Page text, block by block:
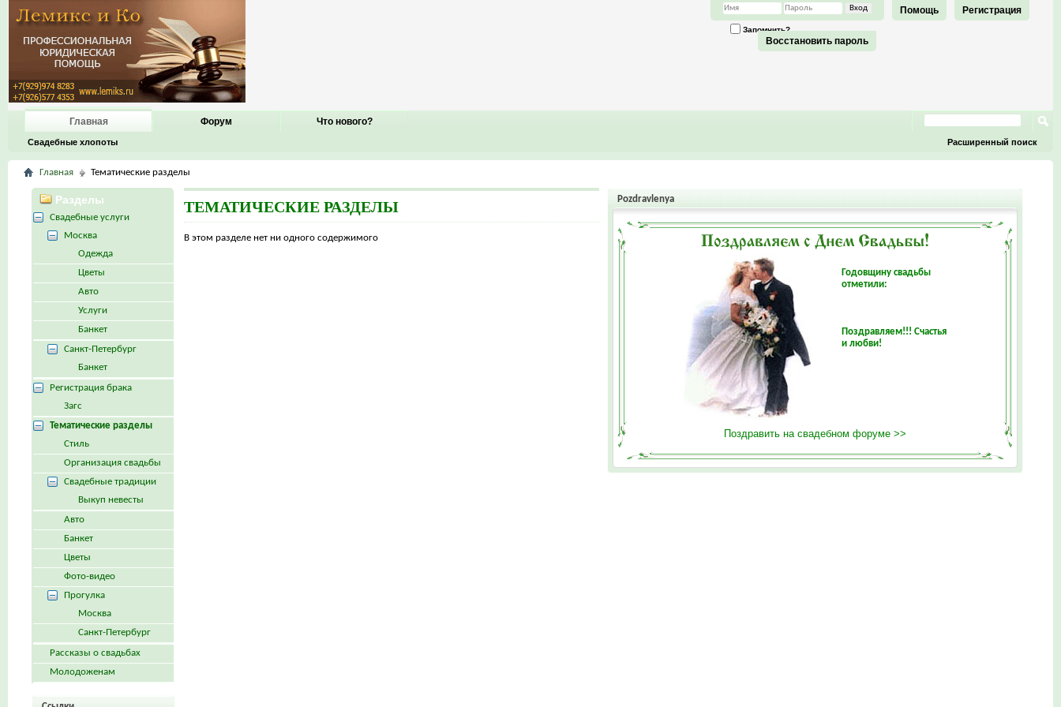
Регистрация
Помощь
Запомнить?
Восстановить пароль
Главная
Свадебные хлопоты
Форум Что нового?
Расширенный поиск
Главная Тематические разделы
ТЕМАТИЧЕСКИЕ РАЗДЕЛЫ
В этом разделе нет ни одного содержимого
Pozdravlenya
Годовщину свадьбы
отметили:
Поздравляем!!! Счастья
и любви!
Поздравить на свадебном форуме >>
Разделы
Свадебные услуги
Москва
Одежда
Цветы
Авто
Услуги
Банкет
Санкт-Петербург
Банкет
Регистрация брака
Загс
Тематические разделы
Стиль
Организация свадьбы
Свадебные традиции
Выкуп невесты
Авто
Банкет
Цветы
Фото-видео
Прогулка
Москва
Санкт-Петербург
Рассказы о свадьбах
Молодоженам